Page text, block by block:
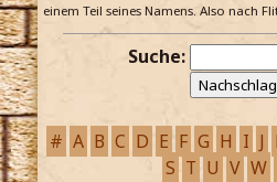
einem Teil seines Namens. Also nach
Suche:
# A B C D E F G H I J
S T U V W